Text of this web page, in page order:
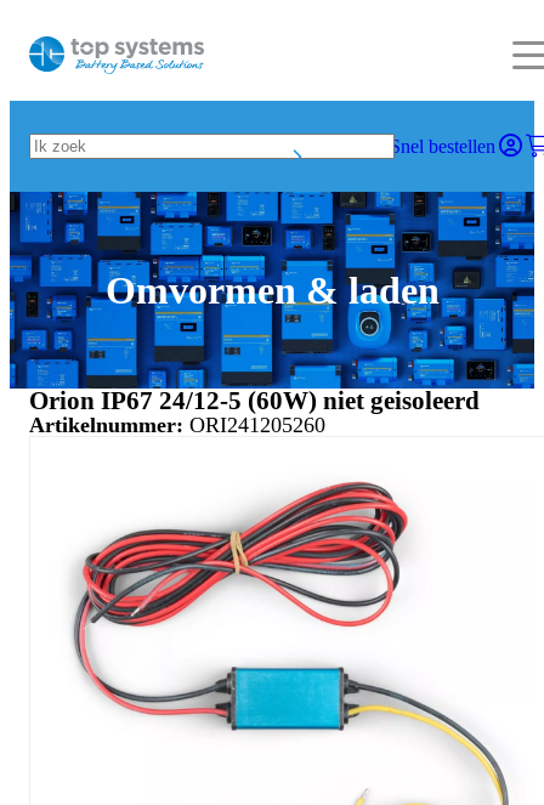
Snel bestellen
Omvormen & laden
Orion IP67 24/12-5 (60W) niet geisoleerd
Artikelnummer: ORI241205260